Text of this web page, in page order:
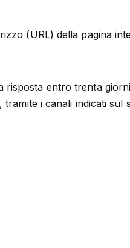
(URL) della pagina
entro trenta
tramite i canali indicati sul